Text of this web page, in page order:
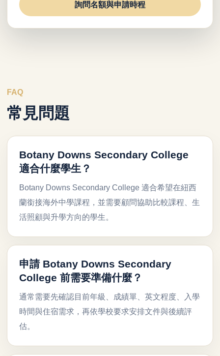
詢問名額與申請時程
FAQ
常見問題
Botany Downs Secondary College
適合什麼學生？
Botany Downs Secondary College 適合希望在紐西
蘭銜接海外中學課程，並需要顧問協助比較課程、生
活照顧與升學方向的學生。
申請 Botany Downs Secondary
College 前需要準備什麼？
通常需要先確認目前年級、成績單、英文程度、入學
時間與住宿需求，再依學校要求安排文件與後續評
估。